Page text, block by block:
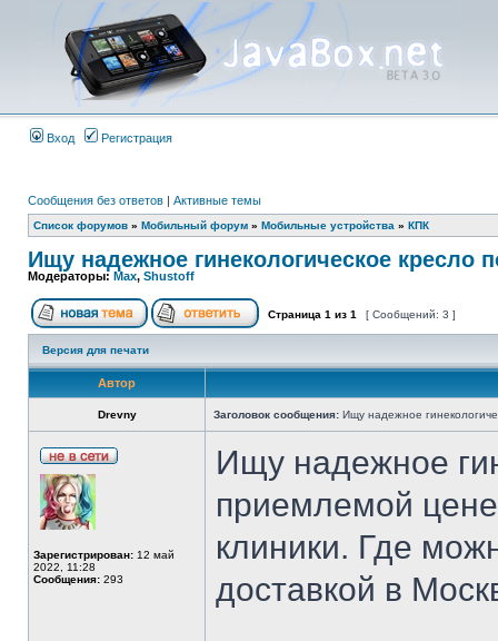
Вход Регистрация
Сообщения без ответов | Активные темы
Список форумов » Мобильный форум » Мобильные устройства » КПК
Ищу надежное гинекологическое кресло
Модераторы: Max, Shustoff
Страница 1 из 1 [ Сообщений: 3 ]
Версия для печати
Автор
Drevny Заголовок сообщения: Ищу надежное
Зарегистрирован: 12 май
2022, 11:28
Сообщения: 293
Ищу надежное
приемлемой
клиники. Где
доставкой в